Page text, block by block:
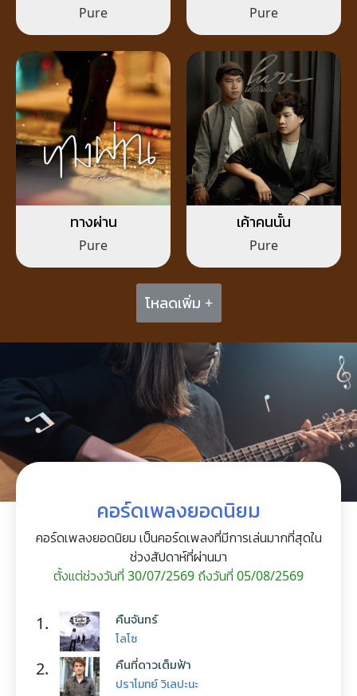
Pure Pure
ทางผ่าน
Pure
เค้าคนนั้น
Pure
โหลดเพิ่ม +
คอร์ดเพลงยอดนิยม
คอร์ดเพลงยอดนิยม เป็นคอร์ดเพลงที่มีการเล่นมากที่สุดใน
ช่วงสัปดาห์ที่ผ่านมา
ตั้งแต่ช่วงวันที่ 30/07/2569 ถึงวันที่ 05/08/2569
1. คืนจันทร์
โลโซ
2. คืนที่ดาวเต็มฟ้า
ปราโมทย์ วิเลปะนะ